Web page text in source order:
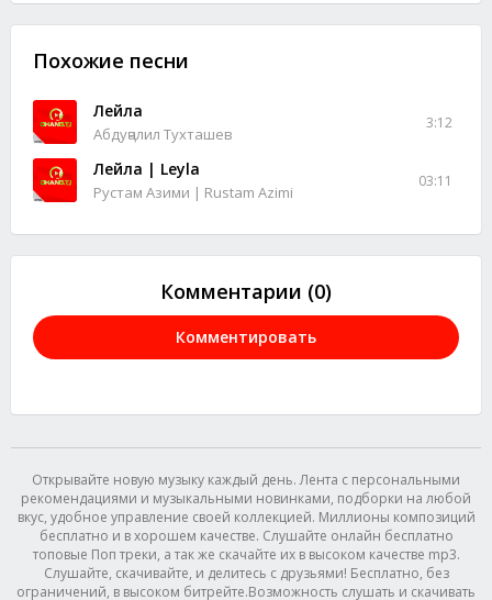
Похожие песни
Лейла
Абдуҷалил Тухташев
3:12
Лейла | Leyla
Рустам Азими | Rustam Azimi
03:11
Комментарии (0)
Комментировать
Открывайте новую музыку каждый день. Лента с персональными
рекомендациями и музыкальными новинками, подборки на любой
вкус, удобное управление своей коллекцией. Миллионы композиций
бесплатно и в хорошем качестве. Слушайте онлайн бесплатно
топовые Поп треки, а так же скачайте их в высоком качестве mp3.
Слушайте, скачивайте, и делитесь с друзьями! Бесплатно, без
ограничений, в высоком битрейте.Возможность слушать и скачивать